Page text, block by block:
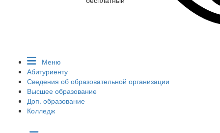
Меню
Абитуриенту
Сведения об образовательной организации
Высшее образование
Доп. образование
Колледж